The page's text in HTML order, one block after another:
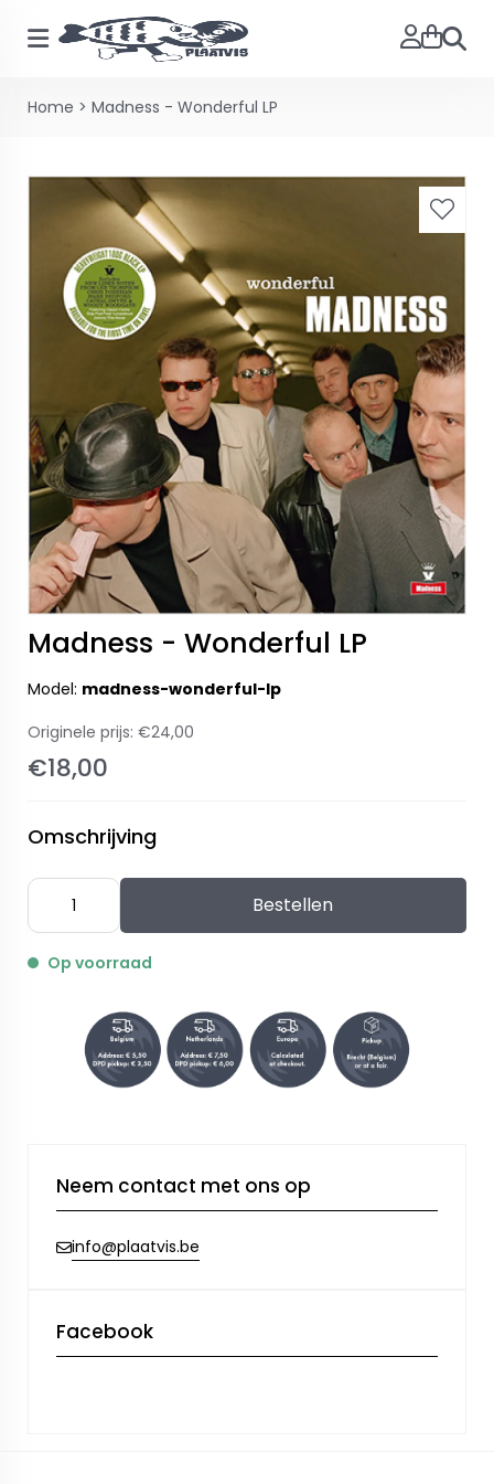
Home > Madness - Wonderful LP
Madness - Wonderful LP
Model: madness-wonderful-lp
Originele prijs: €24,00
€18,00
Omschrijving
Bestellen
Op voorraad
Neem contact met ons op
info@plaatvis.be
Facebook